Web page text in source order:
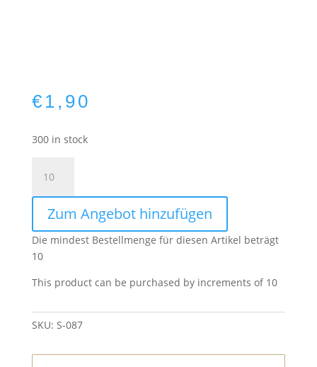
€ 1,90
300 in stock
Serviette
Beige
quantity
Zum Angebot hinzufügen
Die mindest Bestellmenge für diesen Artikel beträgt
10
This product can be purchased by increments of 10
SKU: S-087